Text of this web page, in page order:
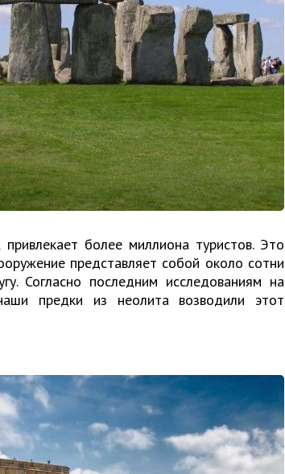
более миллиона туристов. Это
представляет собой около сотни
Согласно последним исследованиям на
предки из неолита возводили этот